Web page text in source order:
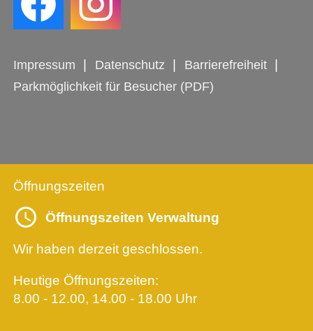
Impressum Datenschutz
Barrierefreiheit
Parkmöglichkeit für Besucher (PDF)
Öffnungszeiten
Öffnungszeiten Verwaltung
Wir haben derzeit geschlossen.
Heutige Öffnungszeiten:
8.00 - 12.00, 14.00 - 18.00 Uhr